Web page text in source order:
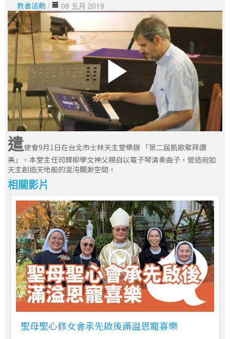
教會活動 / 08 五月 2019
遣使會9月1日在台北市士林天主堂舉辦 「第二屆凱歌敬拜讚
美」，本堂主任司鐸柳學文神父親自以電子琴演奏曲子，營造宛如
天主創造天地般的混沌飄渺空間。
相關影片
聖母聖心修女會承先啟後滿溢恩寵喜樂